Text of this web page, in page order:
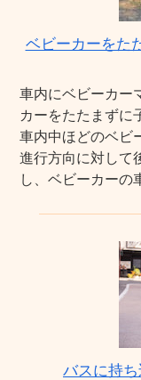
ベビーカーをた
車内にベビーカー
カーをたたまずに
車内中ほどのベビ
進行方向に対して
し、ベビーカーの
バスに持